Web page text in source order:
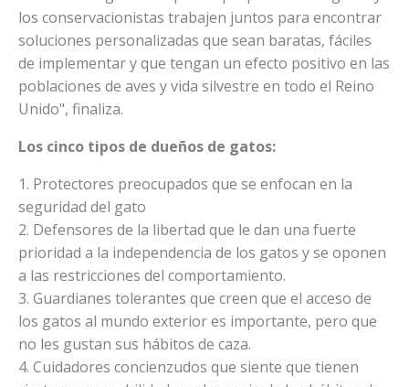
los conservacionistas trabajen juntos para encontrar
soluciones personalizadas que sean baratas, fáciles
de implementar y que tengan un efecto positivo en las
poblaciones de aves y vida silvestre en todo el Reino
Unido", finaliza.
Los cinco tipos de dueños de gatos:
1. Protectores preocupados que se enfocan en la
seguridad del gato
2. Defensores de la libertad que le dan una fuerte
prioridad a la independencia de los gatos y se oponen
a las restricciones del comportamiento.
3. Guardianes tolerantes que creen que el acceso de
los gatos al mundo exterior es importante, pero que
no les gustan sus hábitos de caza.
4. Cuidadores concienzudos que siente que tienen